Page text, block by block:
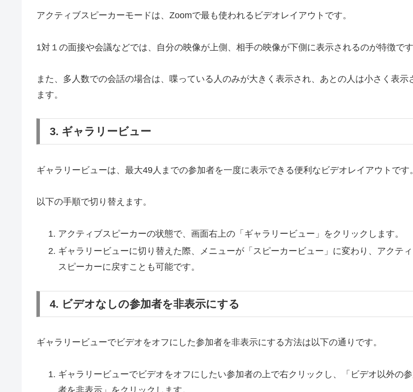
アクティブスピーカーモードは、Zoomで最も使われるビデオレイアウトです。
1対１の面接や会議などでは、自分の映像が上側、相手の映像が下側に表示されるのが特徴です
また、多人数での会話の場合は、喋っている人のみが大きく表示され、あとの人は小さく表示
ます。
3. ギャラリービュー
ギャラリービューは、最大49人までの参加者を一度に表示できる便利なビデオレイアウトです。
以下の手順で切り替えます。
アクティブスピーカーの状態で、画面右上の「ギャラリービュー」をクリックします。
ギャラリービューに切り替えた際、メニューが「スピーカービュー」に変わり、アクテ
スピーカーに戻すことも可能です。
4. ビデオなしの参加者を非表示にする
ギャラリービューでビデオをオフにした参加者を非表示にする方法は以下の通りです。
ギャラリービューでビデオをオフにしたい参加者の上で右クリックし、「ビデオ以外の
者を非表示」をクリックします。